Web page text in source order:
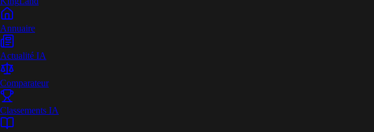
Annuaire
Actualité IA
Comparateur
Classements IA